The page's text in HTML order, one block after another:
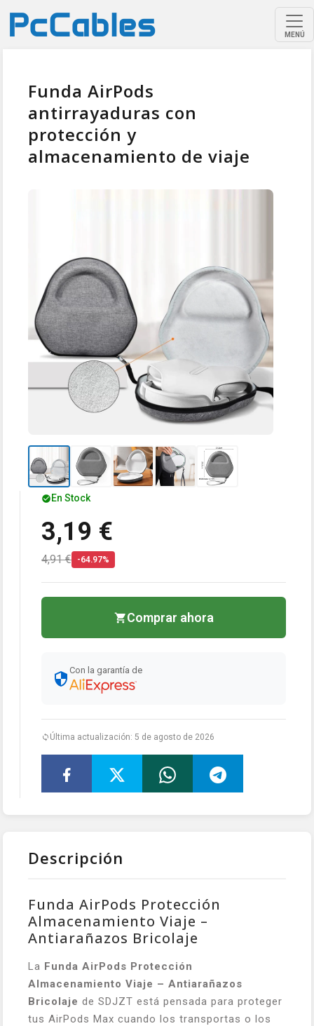
MENÚ
Funda AirPods
antirrayaduras con
protección y
almacenamiento de viaje
En Stock
3,19 €
4,91 € -64.97%
Comprar ahora
Con la garantía de
Última actualización: 5 de agosto de 2026
Descripción
Funda AirPods Protección
Almacenamiento Viaje –
Antiarañazos Bricolaje
La Funda AirPods Protección
Almacenamiento Viaje – Antiarañazos
Bricolaje de SDJZT está pensada para proteger
tus AirPods Max cuando los transportas o los